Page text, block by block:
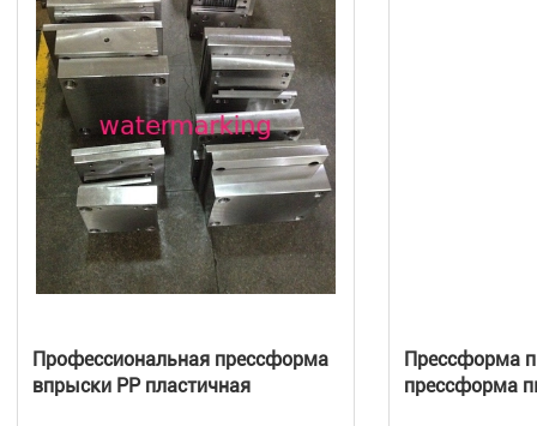
Профессиональная прессформа
впрыски PP пластичная
Прессформа
прессформа